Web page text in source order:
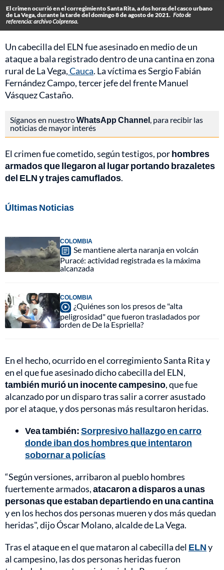
El crimen ocurrió en el corregimiento Santa Rita, a dos horas del casco urbano
de La Vega, durante la tarde del domingo 8 de agosto de 2021. Foto de
referencia: archivo Colprensa.
Un cabecilla del ELN fue asesinado en medio de un
ataque a bala registrado dentro de una cantina en zona
rural de La Vega,Cauca. La víctima es Sergio Fabián
Fernández Campo, tercer jefe del frente Manuel
Vásquez Castaño.
Síganos en nuestroWhatsApp Channel, para recibir las
noticias de mayor interés
El crimen fue cometido, según testigos, porhombres
armados que llegaron al lugar portando brazaletes
del ELN y trajes camuflados.
Últimas Noticias
COLOMBIA
Se mantiene alerta naranja en volcán
Puracé: actividad registrada es la máxima
alcanzada
COLOMBIA
¿Quiénes son los presos de "alta
peligrosidad" que fueron trasladados por
orden de De la Espriella?
En el hecho, ocurrido en el corregimiento Santa Rita y
en el que fue asesinado dicho cabecilla del ELN,
también murió un inocente campesino, que fue
alcanzado por un disparo tras salir a correr asustado
por el ataque, y dos personas más resultaron heridas.
Vea también:Sorpresivo hallazgo en carro
donde iban dos hombres que intentaron
sobornar a policías
“Según versiones, arribaron al pueblo hombres
fuertemente armados,atacaron a disparos a unas
personas que estaban departiendo en una cantina
y en los hechos dos personas mueren y dos más quedan
heridas", dijo Óscar Molano, alcalde de La Vega.
Tras el ataque en el que mataron al cabecilla del ELNy
al campesino, las dos personas heridas fueron